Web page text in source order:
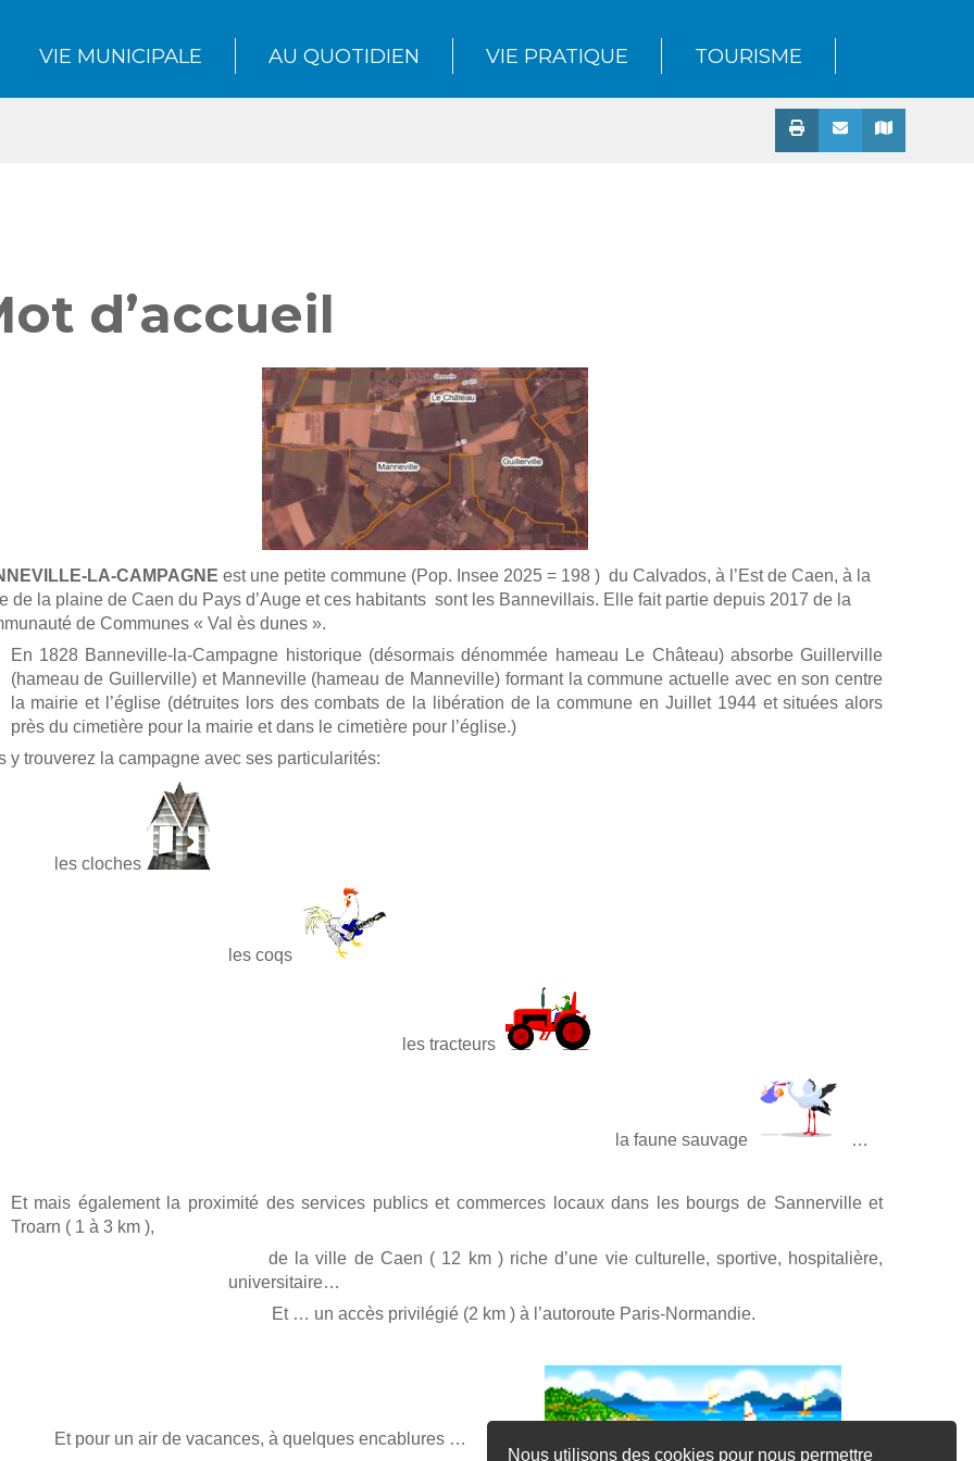
Nous utilisons des cookies pour nous permettre
VIE MUNICIPALE AU QUOTIDIEN VIE PRATIQUE TOURISME
d’accueil
LA-CAMPAGNE est une petite commune (Pop. Insee 2025 = 198 ) du Calvados, à l’Est de Caen, à la
de la plaine de Caen du Pays d’Auge et ces habitants sont les Bannevillais. Elle fait partie depuis 2017 de la
de Communes « Val ès dunes ».
En 1828 Banneville-la-Campagne historique (désormais dénommée hameau Le Château) absorbe Guillerville
(hameau de Guillerville) et Manneville (hameau de Manneville) formant la commune actuelle avec en son centre
la mairie et l’église (détruites lors des combats de la libération de la commune en Juillet 1944 et situées alors
près du cimetière pour la mairie et dans le cimetière pour l’église.)
y trouverez la campagne avec ses particularités:
les cloches
les coqs
les tracteurs
la faune sauvage …
Et mais également la proximité des services publics et commerces locaux dans les bourgs de Sannerville et
Troarn ( 1 à 3 km ),
de la ville de Caen ( 12 km ) riche d’une vie culturelle, sportive, hospitalière,
universitaire…
Et … un accès privilégié (2 km ) à l’autoroute Paris-Normandie.
Et pour un air de vacances, à quelques encablures …